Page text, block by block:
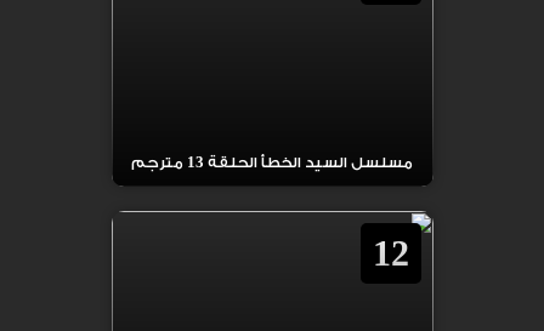
مسلسل السيد الخطأ الحلقة 13 مترجم
12